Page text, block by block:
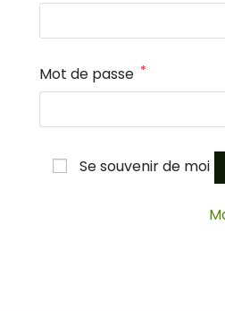
Mot de passe *
Se souvenir de moi